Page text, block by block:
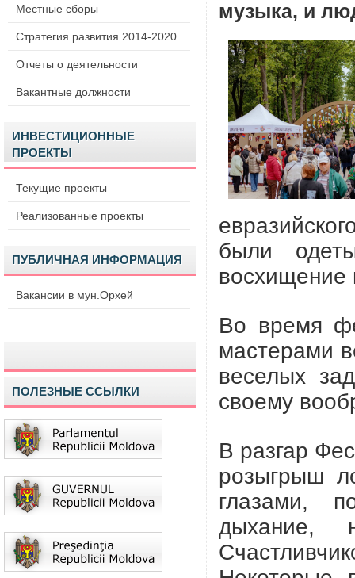
Местные сборы
Стратегия развития 2014-2020
Отчеты о деятельности
Вакантные должности
ИНВЕСТИЦИОННЫЕ
ПРОЕКТЫ
Текущие проекты
Реализованные проекты
ПУБЛИЧНАЯ ИНФОРМАЦИЯ
Вакансии в мун.Орхей
ПОЛЕЗНЫЕ ССЫЛКИ
музыка, и
были
Во время
мастерами
веселых
своему
В разгар
розыгрыш
глазами,
дыхание,